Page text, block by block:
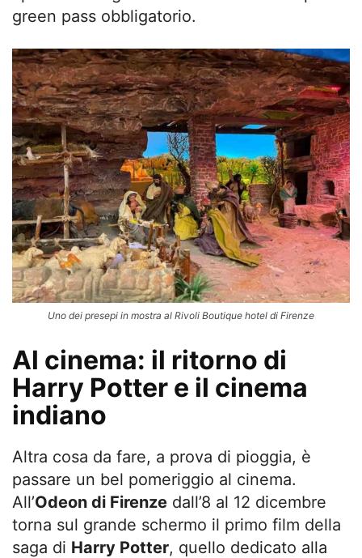
green pass obbligatorio.
Uno dei presepi in mostra al Rivoli Boutique hotel di Firenze
Al cinema: il ritorno di
Harry Potter e il cinema
indiano
Altra cosa da fare, a prova di pioggia, è
passare un bel pomeriggio al cinema.
All’Odeon di Firenze dall’8 al 12 dicembre
torna sul grande schermo il primo film della
saga di Harry Potter, quello dedicato alla